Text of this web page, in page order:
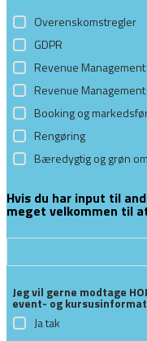
Overenskomstregler
GDPR
Revenue
Revenue
Booking og
Rengøring
Bæredygtig og grøn
Hvis du har input til
meget velkommen til
Jeg vil gerne modtage
event- og
Ja tak